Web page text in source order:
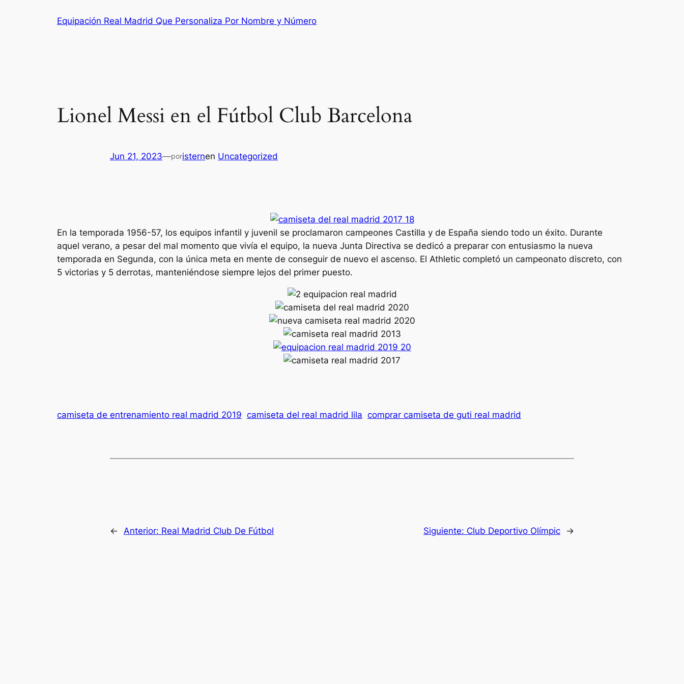
Equipación Real Madrid Que Personaliza Por Nombre y Número
Lionel Messi en el Fútbol Club Barcelona
Jun 21, 2023—poristernen Uncategorized
En la temporada 1956-57, los equipos infantil y juvenil se proclamaron campeones Castilla y de España siendo todo un éxito. Durante
aquel verano, a pesar del mal momento que vivía el equipo, la nueva Junta Directiva se dedicó a preparar con entusiasmo la nueva
temporada en Segunda, con la única meta en mente de conseguir de nuevo el ascenso. El Athletic completó un campeonato discreto, con
5 victorias y 5 derrotas, manteniéndose siempre lejos del primer puesto.
camiseta de entrenamiento real madrid 2019 camiseta del real madrid lila comprar camiseta de guti real madrid
← Anterior: Real Madrid Club De Fútbol Siguiente: Club Deportivo Olímpic →